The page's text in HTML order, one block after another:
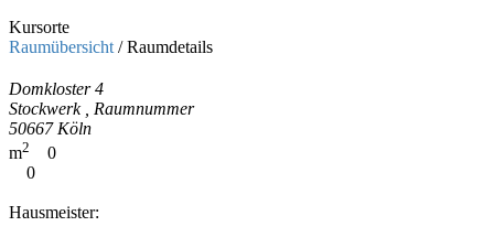
Kursorte
Raumübersicht /Raumdetails
Domkloster 4
Stockwerk , Raumnummer
50667 Köln
m2
0
0
Hausmeister: